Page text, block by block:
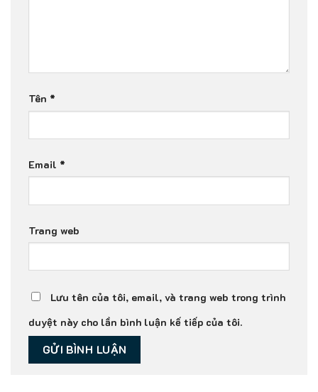
Tên *
Email *
Trang web
Lưu tên của tôi, email, và trang web trong trình
duyệt này cho lần bình luận kế tiếp của tôi.